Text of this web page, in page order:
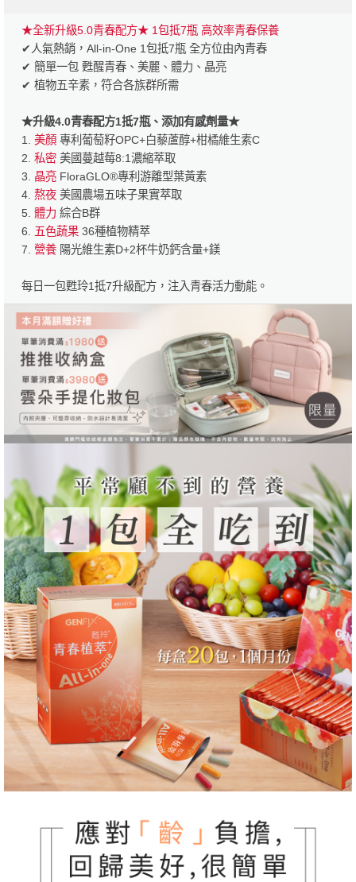
★全新升級5.0青春配方★ 1包抵7瓶 高效率青春保養
✔人氣熱銷，All-in-One 1包抵7瓶 全方位由內青春
✔ 簡單一包 甦醒青春、美麗、體力、晶亮
✔ 植物五辛素，符合各族群所需
★升級4.0青春配方1抵7瓶、添加有感劑量★
1. 美顏專利葡萄籽OPC+白藜蘆醇+柑橘維生素C
2. 私密美國蔓越莓8:1濃縮萃取
3. 晶亮FloraGLO®專利游離型葉黃素
4. 熬夜 美國農場五味子果實萃取
5. 體力 綜合B群
6. 五色蔬果36種植物精萃
7. 營養陽光維生素D+2杯牛奶鈣含量+鎂
每日一包甦玲1抵7升級配方，注入青春活力動能。